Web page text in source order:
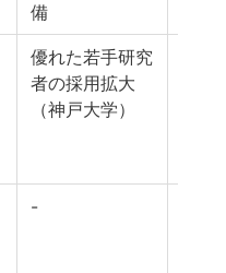
備
優れた若手研究
者の採用拡大
（神戸大学）
-